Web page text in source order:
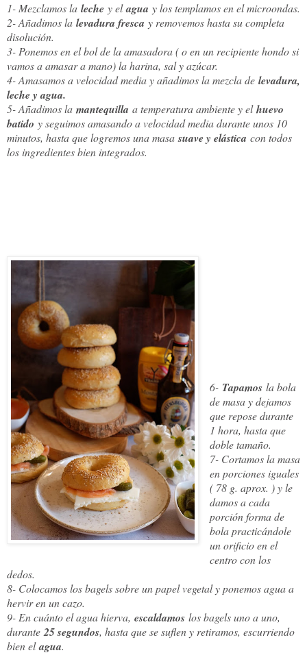
1- Mezclamos la leche y elagua y los templamos en el microondas.
2- Añadimos la levadura fresca y removemos hasta su completa
disolución.
3- Ponemos en el bol de la amasadora ( o en un recipiente hondo si
vamos a amasar a mano) la harina, sal y azúcar.
4- Amasamos a velocidad media y añadimos la mezcla de levadura,
leche y agua.
5- Añadimos la mantequilla a temperatura ambiente y elhuevo
batido y seguimos amasando a velocidad media durante unos 10
minutos, hasta que logremos una masasuave y elástica con todos
los ingredientes bien integrados.
6-Tapamosla bola
de masa y dejamos
que repose durante
1 hora, hasta que
doble tamaño.
7- Cortamos la masa
en porciones iguales
( 78 g. aprox. ) y le
damos a cada
porción forma de
bola practicándole
un orificio en el
centro con los
dedos.
8- Colocamos los bagels sobre un papel vegetal y ponemos agua a
hervir en un cazo.
9- En cuánto el agua hierva, escaldamos los bagels uno a uno,
durante 25 segundos, hasta que se suflen y retiramos, escurriendo
bien elagua.